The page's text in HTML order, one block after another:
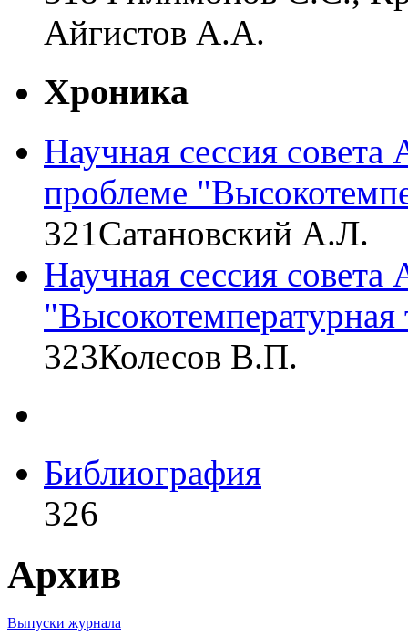
Айгистов А.А.
Хроника
Научная сессия
проблеме
321Сатановский А.Л.
Научная сессия
"Высокотемпературная
323Колесов В.П.
Библиография
326
Архив
Выпуски журнала